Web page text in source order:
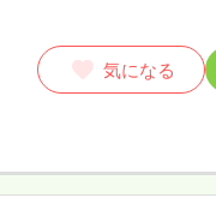
気になる